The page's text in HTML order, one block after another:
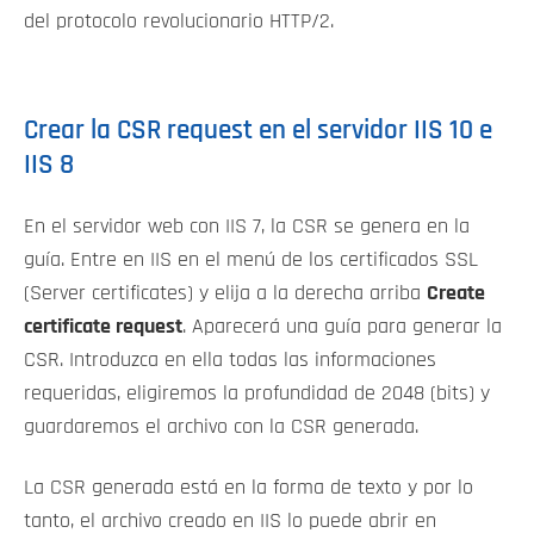
del protocolo revolucionario HTTP/2.
Crear la CSR request en el servidor IIS 10 e
IIS 8
En el servidor web con IIS 7, la CSR se genera en la
guía. Entre en IIS en el menú de los certificados SSL
(Server certificates) y elija a la derecha arriba Create
certificate request. Aparecerá una guía para generar la
CSR. Introduzca en ella todas las informaciones
requeridas, eligiremos la profundidad de 2048 (bits) y
guardaremos el archivo con la CSR generada.
La CSR generada está en la forma de texto y por lo
tanto, el archivo creado en IIS lo puede abrir en